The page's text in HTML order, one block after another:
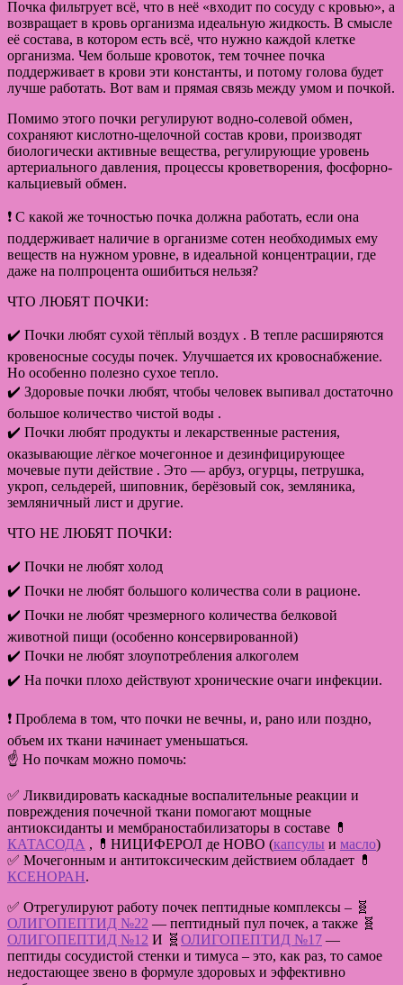
Почка фильтрует всё, что в неё «входит по сосуду с кровью», а
возвращает в кровь организма идеальную жидкость. В смысле
её состава, в котором есть всё, что нужно каждой клетке
организма. Чем больше кровоток, тем точнее почка
поддерживает в крови эти константы, и потому голова будет
лучше работать. Вот вам и прямая связь между умом и почкой.
Помимо этого почки регулируют водно-солевой обмен,
сохраняют кислотно-щелочной состав крови, производят
биологически активные вещества, регулирующие уровень
артериального давления, процессы кроветворения, фосфорно-
кальциевый обмен.
❗️ С какой же точностью почка должна работать, если она
поддерживает наличие в организме сотен необходимых ему
веществ на нужном уровне, в идеальной концентрации, где
даже на полпроцента ошибиться нельзя?
ЧТО ЛЮБЯТ ПОЧКИ:
✔️ Почки любят сухой тёплый воздух . В тепле расширяются
кровеносные сосуды почек. Улучшается их кровоснабжение.
Но особенно полезно сухое тепло.
✔️ Здоровые почки любят, чтобы человек выпивал достаточно
большое количество чистой воды .
✔️ Почки любят продукты и лекарственные растения,
оказывающие лёгкое мочегонное и дезинфицирующее
мочевые пути действие . Это — арбуз, огурцы, петрушка,
укроп, сельдерей, шиповник, берёзовый сок, земляника,
земляничный лист и другие.
ЧТО НЕ ЛЮБЯТ ПОЧКИ:
✔️ Почки не любят холод
✔️ Почки не любят большого количества соли в рационе.
✔️ Почки не любят чрезмерного количества белковой
животной пищи (особенно консервированной)
✔️ Почки не любят злоупотребления алкоголем
✔️ На почки плохо действуют хронические очаги инфекции.
❗️ Проблема в том, что почки не вечны, и, рано или поздно,
объем их ткани начинает уменьшаться.
☝️ Но почкам можно помочь:
✅ Ликвидировать каскадные воспалительные реакции и
повреждения почечной ткани помогают мощные
антиоксиданты и мембраностабилизаторы в составе 💊
КАТАСОДА , 💊НИЦИФЕРОЛ де НОВО (капсулы и масло)
✅ Мочегонным и антитоксическим действием обладает 💊
КСЕНОРАН.
✅ Отрегулируют работу почек пептидные комплексы – 🧬
ОЛИГОПЕПТИД №22 — пептидный пул почек, а также 🧬
ОЛИГОПЕПТИД №12 И 🧬 ОЛИГОПЕПТИД №17 —
пептиды сосудистой стенки и тимуса – это, как раз, то самое
недостающее звено в формуле здоровых и эффективно